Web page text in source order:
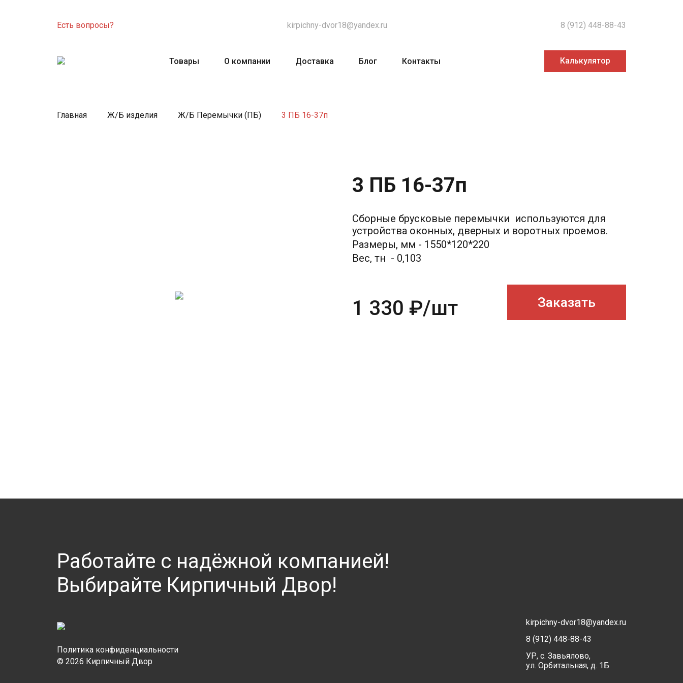
Есть вопросы? kirpichny-dvor18@yandex.ru 8 (912) 448-88-43
Товары О компании Доставка Блог Контакты Калькулятор
Главная Ж/Б изделия Ж/Б Перемычки (ПБ) 3 ПБ 16-37п
3 ПБ 16-37п
Сборные брусковые перемычки используются для
устройства оконных, дверных и воротных проемов.
Размеры, мм - 1550*120*220
Вес, тн - 0,103
1 330₽/шт Заказать
Работайте с надёжной компанией!
Выбирайте Кирпичный Двор!
Политика конфиденциальности
© 2026 Кирпичный Двор
kirpichny-dvor18@yandex.ru
8 (912) 448-88-43
УР, с. Завьялово,
ул. Орбитальная, д. 1Б